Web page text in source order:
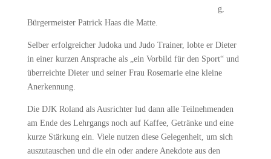
g,
Bürgermeister Patrick Haas die Matte.
Selber erfolgreicher Judoka und Judo Trainer, lobte er Dieter
in einer kurzen Ansprache als „ein Vorbild für den Sport“ und
überreichte Dieter und seiner Frau Rosemarie eine kleine
Anerkennung.
Die DJK Roland als Ausrichter lud dann alle Teilnehmenden
am Ende des Lehrgangs noch auf Kaffee, Getränke und eine
kurze Stärkung ein. Viele nutzen diese Gelegenheit, um sich
auszutauschen und die ein oder andere Anekdote aus den